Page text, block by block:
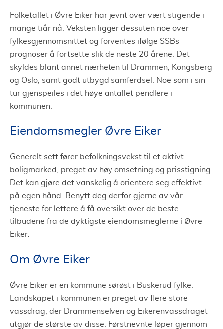
Folketallet i Øvre Eiker har jevnt over vært stigende i
mange tiår nå. Veksten ligger dessuten noe over
fylkesgjennomsnittet og forventes ifølge SSBs
prognoser å fortsette slik de neste 20 årene. Det
skyldes blant annet nærheten til Drammen, Kongsberg
og Oslo, samt godt utbygd samferdsel. Noe som i sin
tur gjenspeiles i det høye antallet pendlere i
kommunen.
Eiendomsmegler Øvre Eiker
Generelt sett fører befolkningsvekst til et aktivt
boligmarked, preget av høy omsetning og prisstigning.
Det kan gjøre det vanskelig å orientere seg effektivt
på egen hånd. Benytt deg derfor gjerne av vår
tjeneste for lettere å få oversikt over de beste
tilbudene fra de dyktigste eiendomsmeglerne i Øvre
Eiker.
Om Øvre Eiker
Øvre Eiker er en kommune sørøst i Buskerud fylke.
Landskapet i kommunen er preget av flere store
vassdrag, der Drammenselven og Eikerenvassdraget
utgjør de største av disse. Førstnevnte løper gjennom